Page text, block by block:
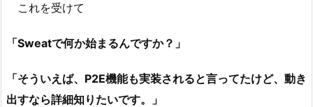
これを受けて
「Sweatで何か始まるんですか？」
「そういえば、P2E機能も実装されると言ってたけど、動き
出すなら詳細知りたいです。」